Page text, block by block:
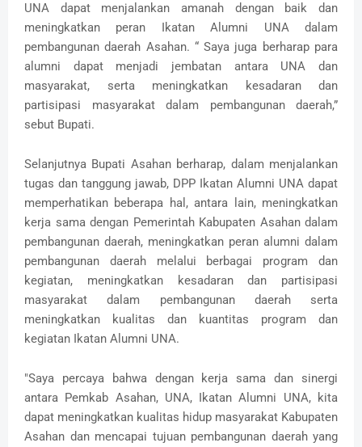
UNA dapat menjalankan amanah dengan baik dan
meningkatkan peran Ikatan Alumni UNA dalam
pembangunan daerah Asahan. “ Saya juga berharap para
alumni dapat menjadi jembatan antara UNA dan
masyarakat, serta meningkatkan kesadaran dan
partisipasi masyarakat dalam pembangunan daerah,”
sebut Bupati.
Selanjutnya Bupati Asahan berharap, dalam menjalankan
tugas dan tanggung jawab, DPP Ikatan Alumni UNA dapat
memperhatikan beberapa hal, antara lain, meningkatkan
kerja sama dengan Pemerintah Kabupaten Asahan dalam
pembangunan daerah, meningkatkan peran alumni dalam
pembangunan daerah melalui berbagai program dan
kegiatan, meningkatkan kesadaran dan partisipasi
masyarakat dalam pembangunan daerah serta
meningkatkan kualitas dan kuantitas program dan
kegiatan Ikatan Alumni UNA.
"Saya percaya bahwa dengan kerja sama dan sinergi
antara Pemkab Asahan, UNA, Ikatan Alumni UNA, kita
dapat meningkatkan kualitas hidup masyarakat Kabupaten
Asahan dan mencapai tujuan pembangunan daerah yang